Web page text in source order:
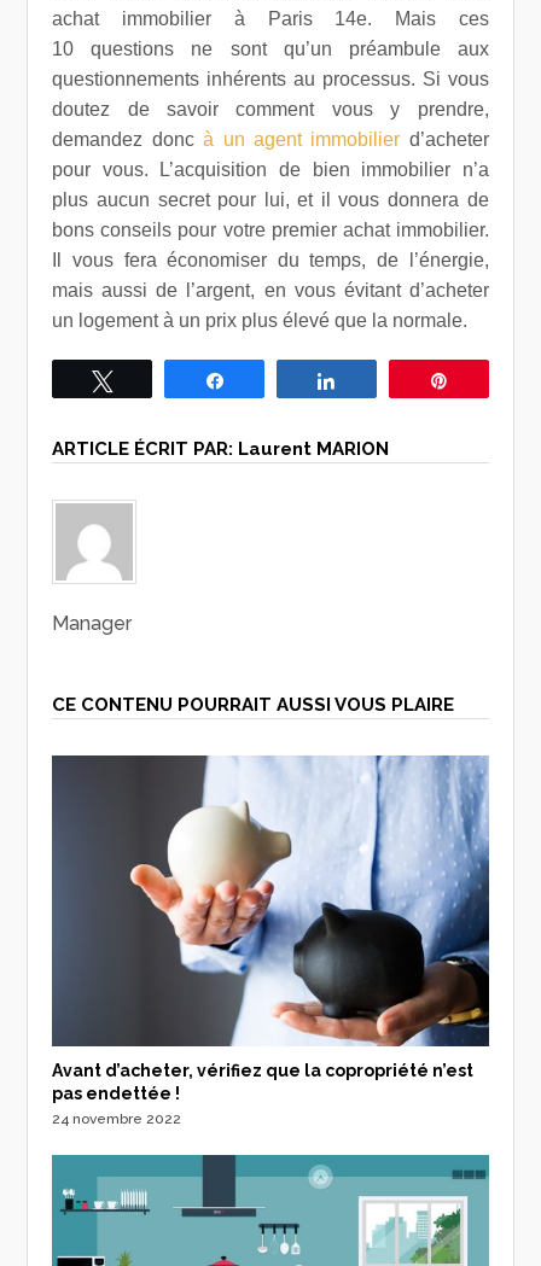
achat immobilier à Paris 14e. Mais ces
10 questions ne sont qu’un préambule aux
questionnements inhérents au processus. Si vous
doutez de savoir comment vous y prendre,
demandez doncà un agent immobilier d’acheter
pour vous. L’acquisition de bien immobilier n’a
plus aucun secret pour lui, et il vous donnera de
bons conseils pour votre premier achat immobilier.
Il vous fera économiser du temps, de l’énergie,
mais aussi de l’argent, en vous évitant d’acheter
un logement à un prix plus élevé que la normale.
ARTICLE ÉCRIT PAR: Laurent MARION
Manager
CE CONTENU POURRAIT AUSSI VOUS PLAIRE
Avant d’acheter, vérifiez que la copropriété n’est
pas endettée !
24 novembre 2022